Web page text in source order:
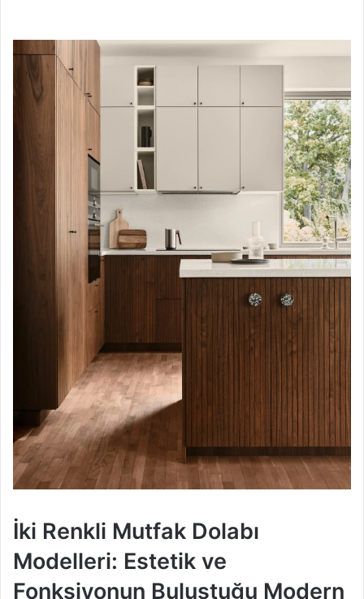
İki Renkli Mutfak Dolabı
Modelleri: Estetik ve
Fonksiyonun Buluştuğu Modern